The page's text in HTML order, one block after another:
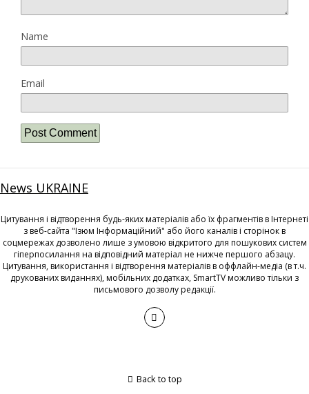
Name
Email
News UKRAINE
Цитування і відтворення будь-яких матеріалів або їх фрагментів в Інтернеті
з веб-сайта "Ізюм Інформаційний" або його каналів і сторінок в
соцмережах дозволено лише з умовою відкритого для пошукових систем
гіперпосилання на відповідний матеріал не нижче першого абзацу.
Цитування, використання і відтворення матеріалів в оффлайн-медіа (в т.ч.
друкованих виданнях), мобільних додатках, SmartTV можливо тільки з
письмового дозволу редакції.
Back to top